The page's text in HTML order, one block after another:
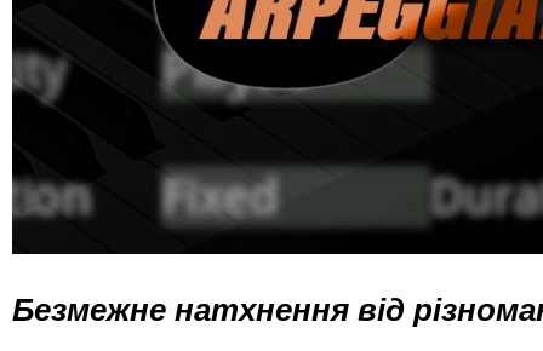
Безмежне натхнення від